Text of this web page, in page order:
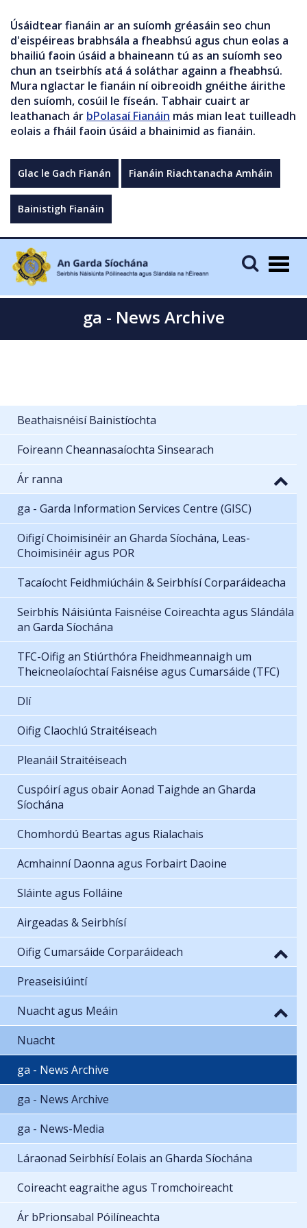
Úsáidtear fianáin ar an suíomh gréasáin seo chun
d'eispéireas brabhsála a fheabhsú agus chun eolas a
bhailiú faoin úsáid a bhaineann tú as an suíomh seo
chun an tseirbhís atá á soláthar againn a fheabhsú.
Mura nglactar le fianáin ní oibreoidh gnéithe áirithe
den suíomh, cosúil le físeán. Tabhair cuairt ar
leathanach ár bPolasaí Fianáin más mian leat tuilleadh
eolais a fháil faoin úsáid a bhainimid as fianáin.
Glac le Gach Fianán Fianáin Riachtanacha Amháin
Bainistigh Fianáin
ga - News Archive
Beathaisnéisí Bainistíochta
Foireann Cheannasaíochta Sinsearach
Ár ranna
ga - Garda Information Services Centre (GISC)
Oifigí Choimisinéir an Gharda Síochána, Leas-
Choimisinéir agus POR
Tacaíocht Feidhmiúcháin & Seirbhísí Corparáideacha
Seirbhís Náisiúnta Faisnéise Coireachta agus Slándála
an Garda Síochána
TFC-Oifig an Stiúrthóra Fheidhmeannaigh um
Theicneolaíochtaí Faisnéise agus Cumarsáide (TFC)
Dlí
Oifig Claochlú Straitéiseach
Pleanáil Straitéiseach
Cuspóirí agus obair Aonad Taighde an Gharda
Síochána
Chomhordú Beartas agus Rialachais
Acmhainní Daonna agus Forbairt Daoine
Sláinte agus Folláine
Airgeadas & Seirbhísí
Oifig Cumarsáide Corparáideach
Preaseisiúintí
Nuacht agus Meáin
Nuacht
ga - News Archive
ga - News Archive
ga - News-Media
Láraonad Seirbhísí Eolais an Gharda Síochána
Coireacht eagraithe agus Tromchoireacht
Ár bPrionsabal Póilíneachta